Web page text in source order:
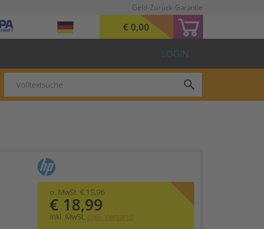
Geld-Zurück-Garantie
€ 0,00
LOGIN
search
o. MwSt. € 15,96
€ 18,99
inkl. MwSt. zzgl. Versand